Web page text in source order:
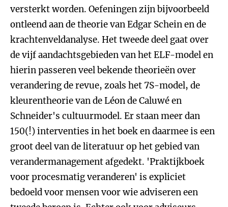
versterkt worden. Oefeningen zijn bijvoorbeeld
ontleend aan de theorie van Edgar Schein en de
krachtenveldanalyse. Het tweede deel gaat over
de vijf aandachtsgebieden van het ELF-model en
hierin passeren veel bekende theorieën over
verandering de revue, zoals het 7S-model, de
kleurentheorie van de Léon de Caluwé en
Schneider's cultuurmodel. Er staan meer dan
150(!) interventies in het boek en daarmee is een
groot deel van de literatuur op het gebied van
verandermanagement afgedekt. 'Praktijkboek
voor procesmatig veranderen' is expliciet
bedoeld voor mensen voor wie adviseren een